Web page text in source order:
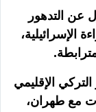
ملف «إف-35» بمعزل عن التدهور
الإسرائيلية،
الإقليمي
مع طهران،